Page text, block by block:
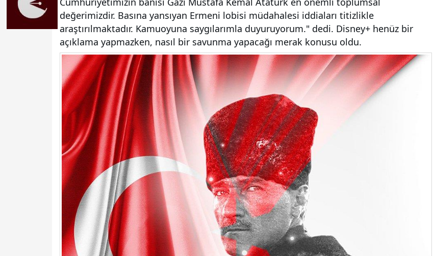
değerimizdir. Basına yansıyan Ermeni lobisi müdahalesi iddiaları titizlikle
araştırılmaktadır. Kamuoyuna saygılarımla duyuruyorum." dedi. Disney+ henüz bir
açıklama yapmazken, nasıl bir savunma yapacağı merak konusu oldu.